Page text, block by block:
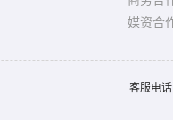
媒资合
客服电